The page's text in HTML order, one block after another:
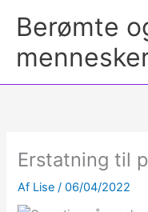
Berømte
Erstatning til
Af Lise/06/04/2022